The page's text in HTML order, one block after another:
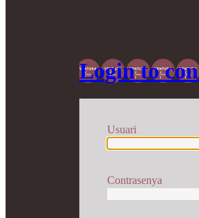
Login to
Usuari
Contrasenya